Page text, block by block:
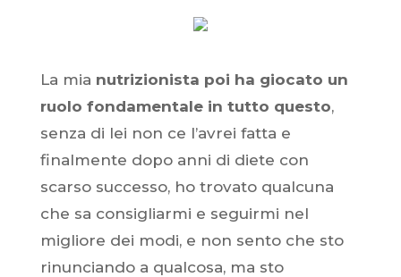
La mia nutrizionista poi ha giocato un
ruolo fondamentale in tutto questo,
senza di lei non ce l’avrei fatta e
finalmente dopo anni di diete con
scarso successo, ho trovato qualcuna
che sa consigliarmi e seguirmi nel
migliore dei modi, e non sento che sto
rinunciando a qualcosa, ma sto